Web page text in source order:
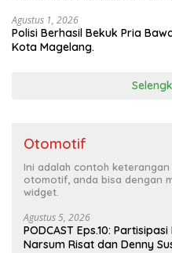
Agustus 1, 2026
Polisi Berhasil Bekuk Pria
Kota Magelang.
Otomotif
Ini adalah contoh
otomotif, anda bisa dengan
widget.
Agustus 5, 2026
PODCAST Eps.10:
Narsum Risat dan Denny